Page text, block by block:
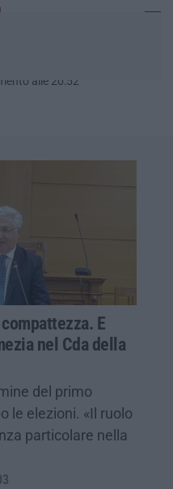
alle 20:52
E
nel Cda della
del primo
le elezioni. «Il ruolo
particolare nella